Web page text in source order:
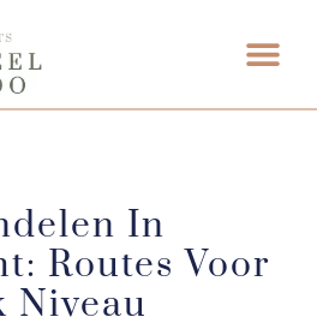
In
Routes Voor
Niveau